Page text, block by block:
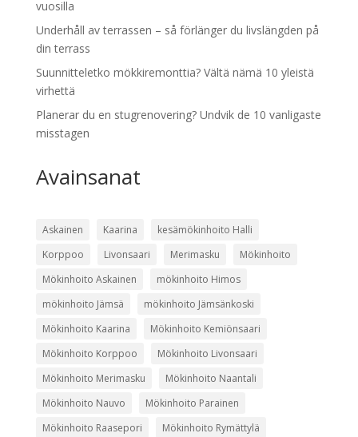
vuosilla
Underhåll av terrassen – så förlänger du livslängden på
din terrass
Suunnitteletko mökkiremonttia? Vältä nämä 10 yleistä
virhettä
Planerar du en stugrenovering? Undvik de 10 vanligaste
misstagen
Avainsanat
Askainen Kaarina
kesämökinhoito Halli
Korppoo
Livonsaari Merimasku
Mökinhoito
Mökinhoito Askainen
mökinhoito Himos
mökinhoito Jämsä
mökinhoito Jämsänkoski
Mökinhoito Kaarina
Mökinhoito Kemiönsaari
Mökinhoito Korppoo
Mökinhoito Livonsaari
Mökinhoito Merimasku
Mökinhoito Naantali
Mökinhoito Nauvo
Mökinhoito Parainen
Mökinhoito Raasepori
Mökinhoito Rymättylä